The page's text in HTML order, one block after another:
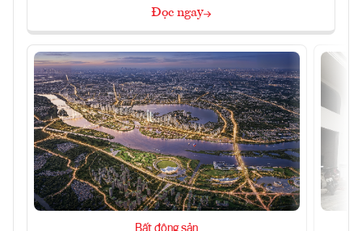
Đọc ngay
Bất động sản